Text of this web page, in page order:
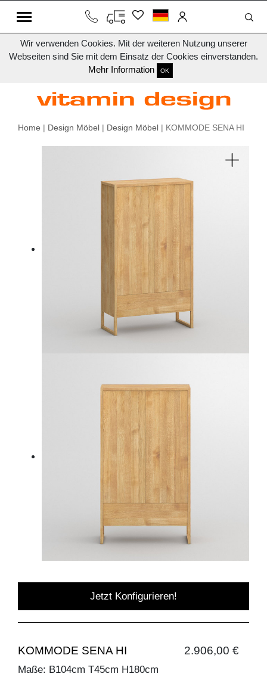
Wir verwenden Cookies. Mit der weiteren Nutzung unserer
Webseiten sind Sie mit dem Einsatz der Cookies einverstanden.
Mehr Information
OK
Home | Design Möbel | Design Möbel | KOMMODE SENA HI
Jetzt Konfigurieren!
KOMMODE SENA HI 2.906,00 €
Maße: B104cm T45cm H180cm